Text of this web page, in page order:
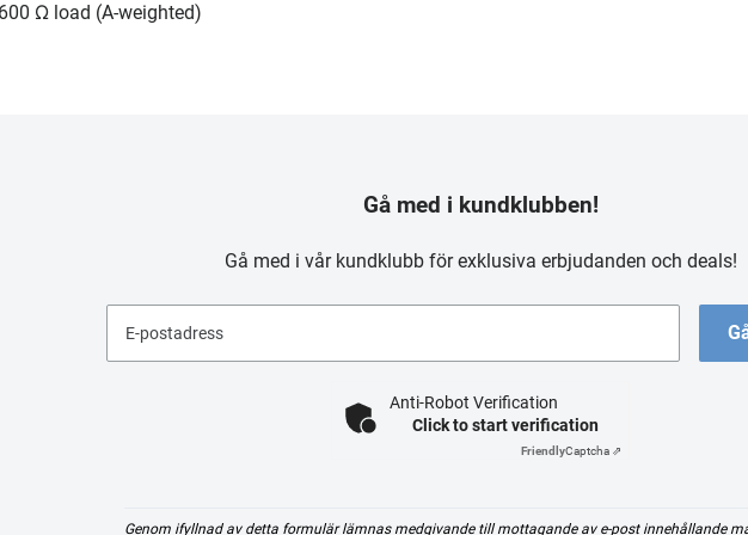
Ω load (A-weighted)
Gå med i kundklubben!
Gå med i vår kundklubb för exklusiva erbjudanden och deals!
E-postadress
Anti-Robot Verification
Click to start verification
FriendlyCaptcha ⇗
Genom ifyllnad av detta formulär lämnas medgivande till mottagande av e-post innehållande